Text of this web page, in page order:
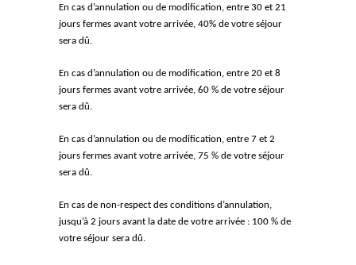
En cas d’annulation ou de modification, entre 30 et 21
jours fermes avant votre arrivée, 40% de votre séjour
sera dû.
En cas d’annulation ou de modification, entre 20 et 8
jours fermes avant votre arrivée, 60 % de votre séjour
sera dû.
En cas d’annulation ou de modification, entre 7 et 2
jours fermes avant votre arrivée, 75 % de votre séjour
sera dû.
En cas de non-respect des conditions d’annulation,
jusqu’à 2 jours avant la date de votre arrivée : 100 % de
votre séjour sera dû.